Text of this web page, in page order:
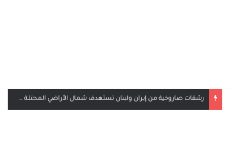
بث مباشر مباراة الأردن والإمارات في كأس العرب 2025